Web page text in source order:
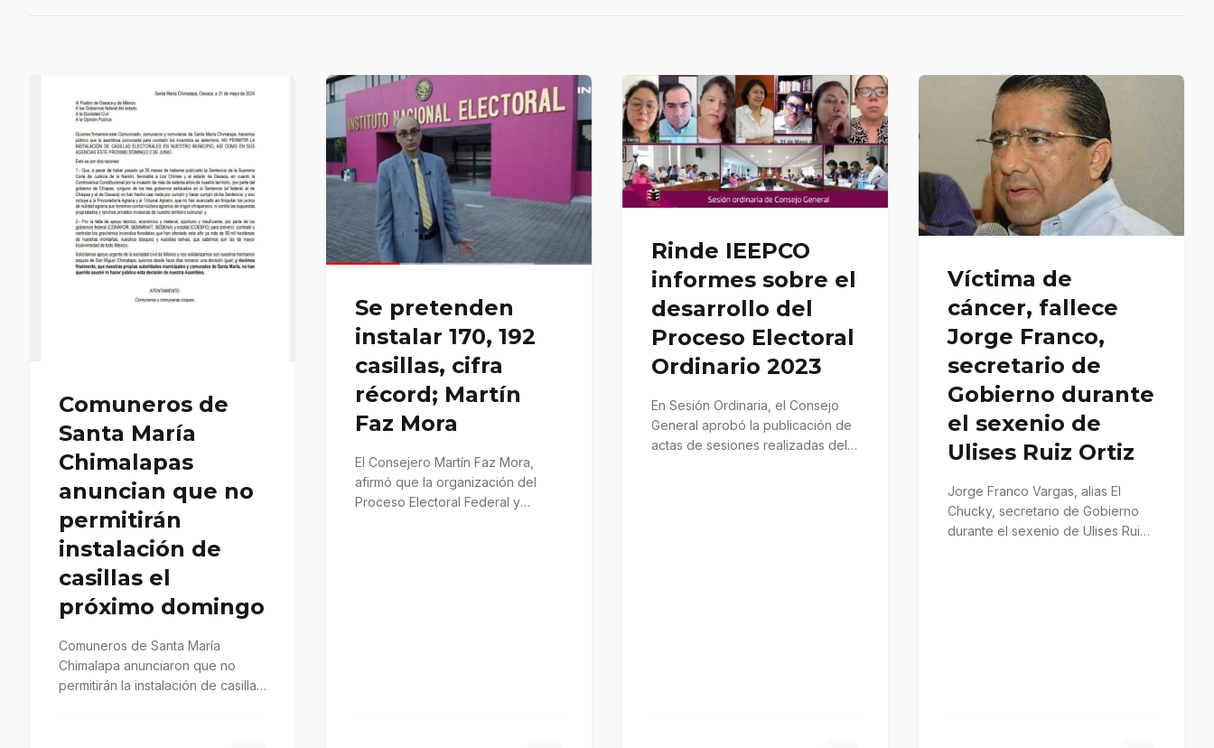
Comuneros de
Santa María
Chimalapas
anuncian que no
permitirán
instalación de
casillas el
próximo domingo
Comuneros de Santa María
Chimalapa anunciaron que no
permitirán la instalación de casillas
Se pretenden
instalar 170, 192
casillas, cifra
récord; Martín
Faz Mora
El Consejero Martín Faz Mora,
afirmó que la organización del
Proceso Electoral Federal y
Rinde IEEPCO
informes sobre el
desarrollo del
Proceso Electoral
Ordinario 2023
En Sesión Ordinaria, el Consejo
General aprobó la publicación de
actas de sesiones realizadas del
Víctima de
cáncer, fallece
Jorge Franco,
secretario de
Gobierno durante
el sexenio de
Ulises Ruiz Ortiz
Jorge Franco Vargas, alias El
Chucky, secretario de Gobierno
durante el sexenio de Ulises Ruiz